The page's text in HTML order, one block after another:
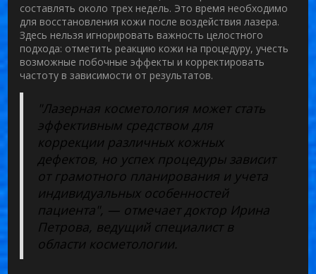
составлять около трех недель. Это время необходимо
для восстановления кожи после воздействия лазера.
Здесь нельзя игнорировать важность целостного
подхода: отметить реакцию кожи на процедуру, учесть
возможные побочные эффекты и корректировать
частоту в зависимости от результатов.
"Лазерная косметология может стать
эффективным средством для
коррекции различных кожных
дефектов, но успех процедуры зависит
от грамотного планирования и учета
индивидуальных особенностей
пациента", — отмечает доктор Ирина
Петрова, ведущий специалист в
области косметологии.